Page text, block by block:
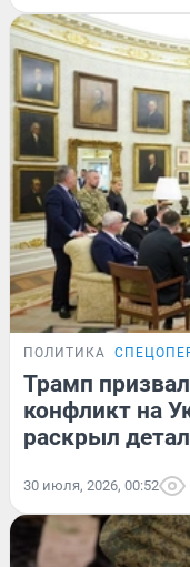
ПОЛИТИКА
Трамп
конфликт на
раскрыл
30 июля, 2026, 00:52